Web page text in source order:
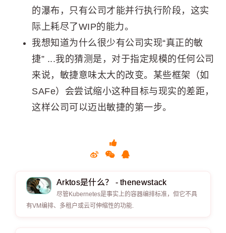
的瀑布，只有公司才能并行执行阶段，这实
际上耗尽了WIP的能力。
我想知道为什么很少有公司实现“真正的敏
捷” ...我的猜测是，对于指定规模的任何公司
来说，敏捷意味太大的改变。某些框架（如
SAFe）会尝试缩小这种目标与现实的差距，
这样公司可以迈出敏捷的第一步。
Arktos是什么？ - thenewstack
尽管Kubernetes是事实上的容器编排标准，但它不具
有VM编排、多租户或云可伸缩性的功能.